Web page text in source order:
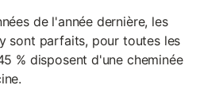
de l'année dernière, les
sont parfaits, pour toutes les
% disposent d'une cheminée